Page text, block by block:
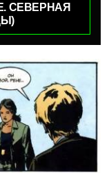
СЕВЕРНАЯ